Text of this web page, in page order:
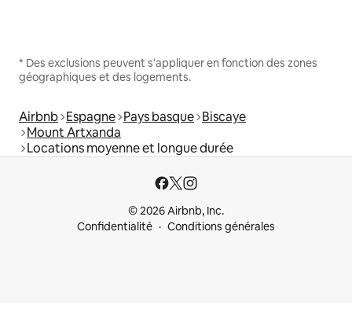
* Des exclusions peuvent s'appliquer en fonction des zones
géographiques et des logements.
Airbnb Espagne Pays basque Biscaye
Mount Artxanda
Locations moyenne et longue durée
© 2026 Airbnb, Inc.
Confidentialité
Conditions générales